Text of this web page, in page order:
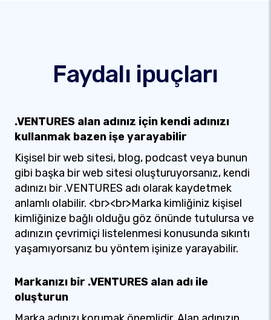
Faydalı ipuçları
.VENTURES alan adınız için kendi adınızı
kullanmak bazen işe yarayabilir
Kişisel bir web sitesi, blog, podcast veya bunun
gibi başka bir web sitesi oluşturuyorsanız, kendi
adınızı bir .VENTURES adı olarak kaydetmek
anlamlı olabilir. <br><br>Marka kimliğiniz kişisel
kimliğinize bağlı olduğu göz önünde tutulursa ve
adınızın çevrimiçi listelenmesi konusunda sıkıntı
yaşamıyorsanız bu yöntem işinize yarayabilir.
Markanızı bir .VENTURES alan adı ile
oluşturun